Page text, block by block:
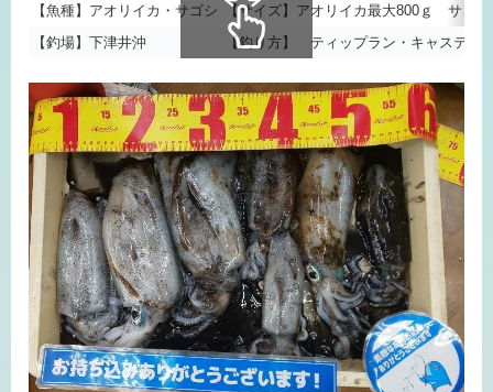
【魚種】アオリイカ・サゴシ
【サイズ】アオリイカ最大800ｇ サゴシ
【釣場】下津井沖
【釣り方】 ティップラン・キャスティ